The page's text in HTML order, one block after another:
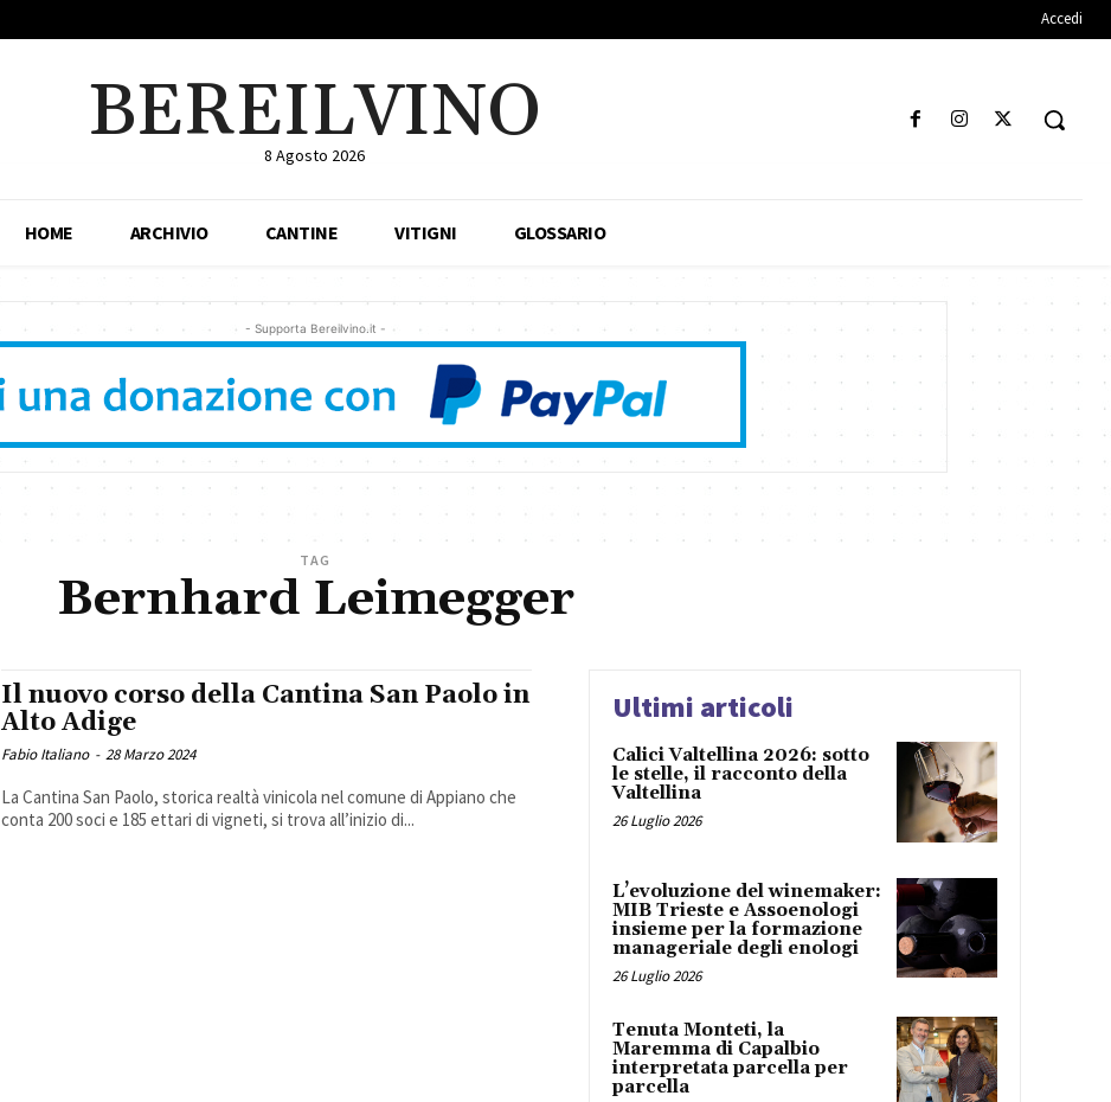
Accedi
BEREILVINO
8 Agosto 2026
HOME ARCHIVIO CANTINE VITIGNI GLOSSARIO
- Supporta Bereilvino.it -
TAG
Bernhard Leimegger
Il nuovo corso della Cantina San Paolo in
Alto Adige
Fabio Italiano - 28 Marzo 2024
La Cantina San Paolo, storica realtà vinicola nel comune di Appiano che
conta 200 soci e 185 ettari di vigneti, si trova all’inizio di...
Ultimi articoli
Calici Valtellina 2026: sotto
le stelle, il racconto della
Valtellina
26 Luglio 2026
L’evoluzione del winemaker:
MIB Trieste e Assoenologi
insieme per la formazione
manageriale degli enologi
26 Luglio 2026
Tenuta Monteti, la
Maremma di Capalbio
interpretata parcella per
parcella